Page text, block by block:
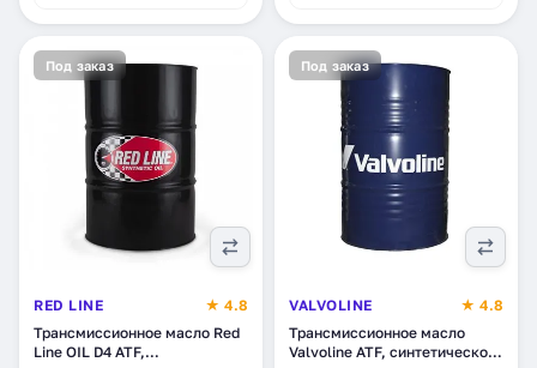
Под заказ
RED LINE
★ 4.8
Трансмиссионное масло Red
Line OIL D4 ATF,
Под заказ
VALVOLINE
★ 4.8
Трансмиссионное масло
Valvoline ATF, синтетическое,